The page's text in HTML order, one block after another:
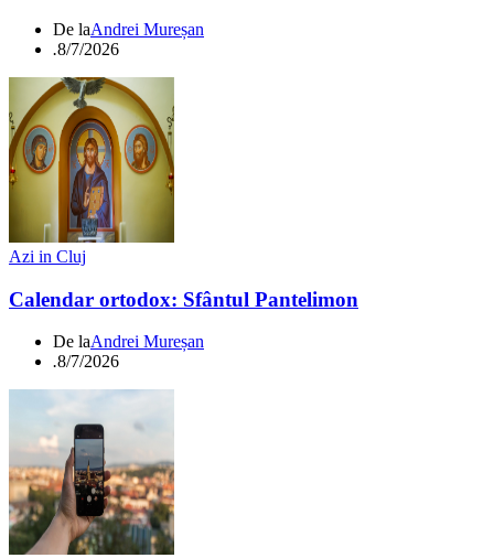
De laAndrei Mureșan
.8/7/2026
Azi in Cluj
Calendar ortodox: Sfântul Pantelimon
De laAndrei Mureșan
.8/7/2026